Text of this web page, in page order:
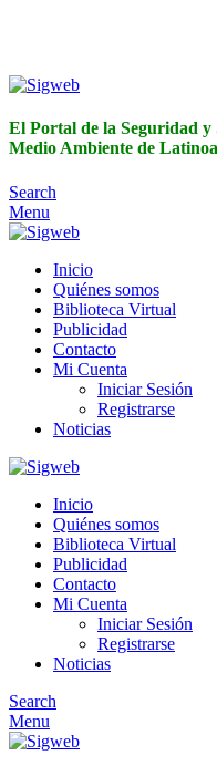
El Portal de la Seguridad
Medio Ambiente de
Search
Menu
Inicio
Quiénes somos
Biblioteca Virtual
Publicidad
Contacto
Mi Cuenta
Iniciar Sesión
Registrarse
Noticias
Inicio
Quiénes somos
Biblioteca Virtual
Publicidad
Contacto
Mi Cuenta
Iniciar Sesión
Registrarse
Noticias
Search
Menu